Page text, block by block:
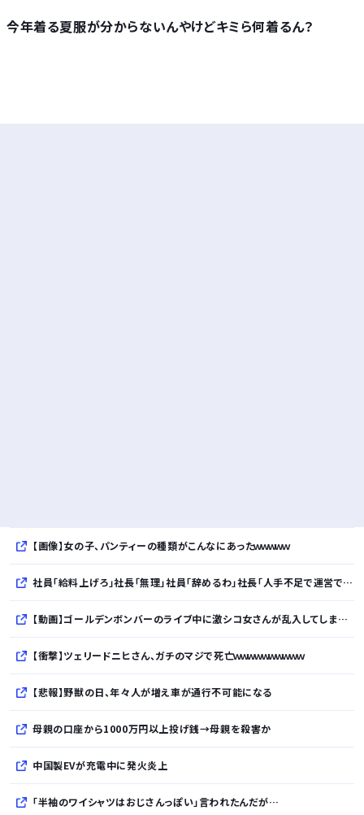
今年着る夏服が分からないんやけどキミら何着るん？
【画像】女の子、パンティーの種類がこんなにあったｗｗｗｗｗ
社員「給料上げろ」社長「無理」社員「辞めるわ」社長「人手不足で運営できない、廃業するわ(涙)」従業員退職型倒産が過去最高ペースで増加⤴
【動画】ゴールデンボンバーのライブ中に激シコ女さんが乱入してしまうｗｗｗｗｗ
【衝撃】ツェリードニヒさん、ガチのマジで死亡ｗｗｗｗｗｗｗｗｗｗ
【悲報】野獣の日、年々人が増え車が通行不可能になる
母親の口座から1000万円以上投げ銭→母親を殺害か
中国製EVが充電中に発火炎上
「半袖のワイシャツはおじさんっぽい」言われたんだが…